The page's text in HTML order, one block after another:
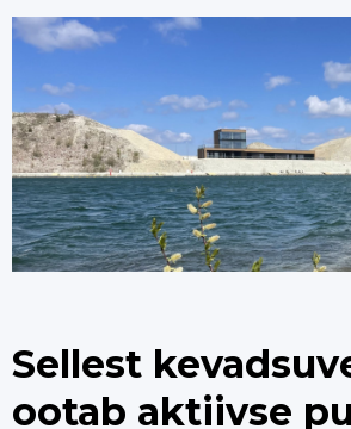
Sellest
ootab aktiivse